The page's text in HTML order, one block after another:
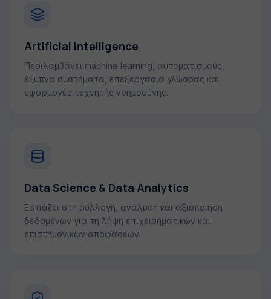
Artificial Intelligence
Περιλαμβάνει machine learning, αυτοματισμούς,
έξυπνα συστήματα, επεξεργασία γλώσσας και
εφαρμογές τεχνητής νοημοσύνης.
Data Science & Data Analytics
Εστιάζει στη συλλογή, ανάλυση και αξιοποίηση
δεδομένων για τη λήψη επιχειρηματικών και
επιστημονικών αποφάσεων.